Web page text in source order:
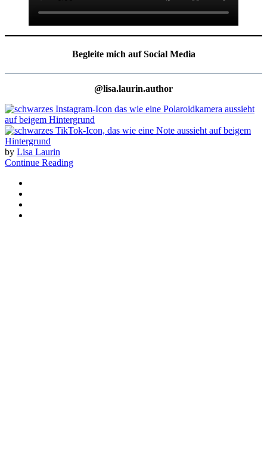
Begleite mich auf Social Media
@lisa.laurin.author
by Lisa Laurin
Continue Reading